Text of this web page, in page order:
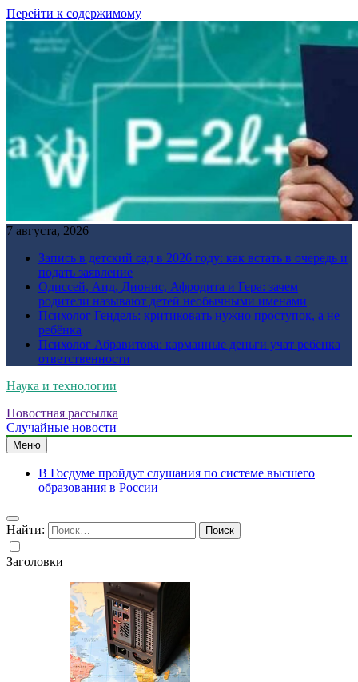
Перейти к содержимому
7 августа, 2026
Запись в детский сад в 2026 году: как встать в очередь и
подать заявление
Одиссей, Аид, Дионис, Афродита и Гера: зачем
родители называют детей необычными именами
Психолог Гендель: критиковать нужно проступок, а не
ребёнка
Психолог Абравитова: карманные деньги учат ребёнка
ответственности
Наука и технологии
Новостная рассылка
Случайные новости
Меню
В Госдуме пройдут слушания по системе высшего
образования в России
Найти:
Заголовки